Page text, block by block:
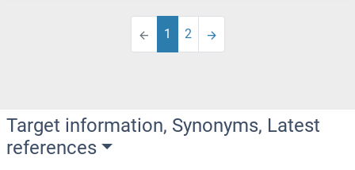
1 2
Target information, Synonyms, Latest
references